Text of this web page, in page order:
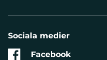
Sociala medier
Facebook